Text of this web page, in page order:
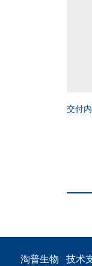
交付
淘普生物 技术